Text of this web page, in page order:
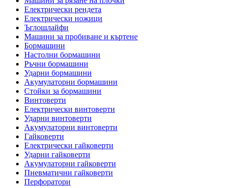
Електрически рендета
Електрически ножици
Ъглошлайфи
Машини за пробиване и къртене
Бормашини
Настолни бормашини
Ръчни бормашини
Ударни бормашини
Акумулаторни бормашини
Стойки за бормашини
Винтоверти
Електрически винтоверти
Ударни винтоверти
Акумулаторни винтоверти
Гайковерти
Електрически гайковерти
Ударни гайковерти
Акумулаторни гайковерти
Пневматични гайковерти
Перфоратори